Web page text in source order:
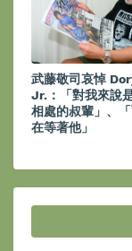
武藤敬司哀悼
Jr.：「對我來說
相處的叔輩」、
在等著他」